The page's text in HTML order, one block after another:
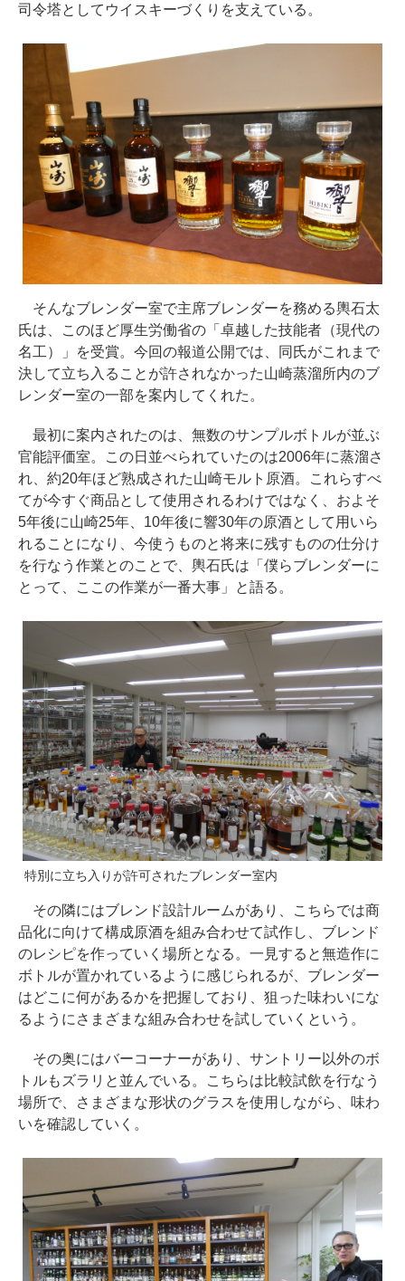
司令塔としてウイスキーづくりを支えている。
そんなブレンダー室で主席ブレンダーを務める輿石太
氏は、このほど厚生労働省の「卓越した技能者（現代の
名工）」を受賞。今回の報道公開では、同氏がこれまで
決して立ち入ることが許されなかった山崎蒸溜所内のブ
レンダー室の一部を案内してくれた。
最初に案内されたのは、無数のサンプルボトルが並ぶ
官能評価室。この日並べられていたのは2006年に蒸溜さ
れ、約20年ほど熟成された山崎モルト原酒。これらすべ
てが今すぐ商品として使用されるわけではなく、およそ
5年後に山崎25年、10年後に響30年の原酒として用いら
れることになり、今使うものと将来に残すものの仕分け
を行なう作業とのことで、輿石氏は「僕らブレンダーに
とって、ここの作業が一番大事」と語る。
特別に立ち入りが許可されたブレンダー室内
その隣にはブレンド設計ルームがあり、こちらでは商
品化に向けて構成原酒を組み合わせて試作し、ブレンド
のレシピを作っていく場所となる。一見すると無造作に
ボトルが置かれているように感じられるが、ブレンダー
はどこに何があるかを把握しており、狙った味わいにな
るようにさまざまな組み合わせを試していくという。
その奥にはバーコーナーがあり、サントリー以外のボ
トルもズラリと並んでいる。こちらは比較試飲を行なう
場所で、さまざまな形状のグラスを使用しながら、味わ
いを確認していく。